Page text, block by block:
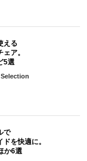
える
ア。
5選
で
を快適に。
か6選